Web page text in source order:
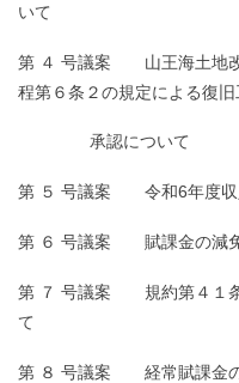
いて
第 ４ 号議案 山王海土地改
程第６条２の規定による復
承認について
第 ５ 号議案 令和6年度収
第 ６ 号議案 賦課金の減
第 ７ 号議案 規約第４１条
て
第 ８ 号議案 経常賦課金の